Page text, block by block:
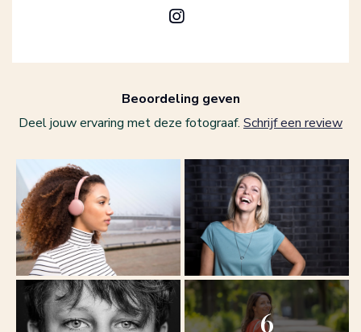
Beoordeling geven
Deel jouw ervaring met deze fotograaf. Schrijf een review
6